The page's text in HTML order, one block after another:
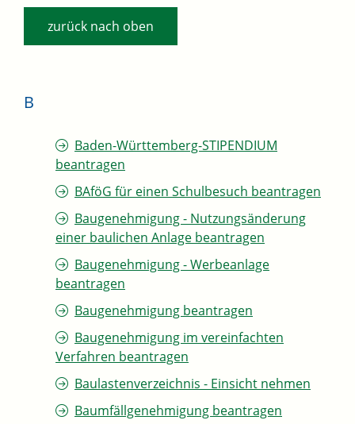
zurück nach oben
B
Baden-Württemberg-STIPENDIUM
beantragen
BAföG für einen Schulbesuch beantragen
Baugenehmigung - Nutzungsänderung
einer baulichen Anlage beantragen
Baugenehmigung - Werbeanlage
beantragen
Baugenehmigung beantragen
Baugenehmigung im vereinfachten
Verfahren beantragen
Baulastenverzeichnis - Einsicht nehmen
Baumfällgenehmigung beantragen